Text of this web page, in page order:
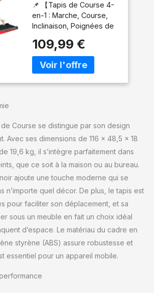
Marche Électrique
10 km/h, Moteur
3,0 CV, Système
d’Amorti Avancé,
Écran LCD, Cadre
Renforcé, 140 kg
Max – pour Maison
& Bureau (noir
📌 【Tapis de Course 4-
en-1 : Marche, Course,
Inclinaison, Poignées de
pliable polyvalent
combine 4 modes :
marche (1–6 km/h),
stabilité. Il inclut 4
programmes
automatiques et une
fonction pause pour
conserver vos données
pendant les interruptions.
Idéal pour la maison ou le
bureau. ⛰️ 【Tapis
Roulant Électrique Pente
Inclinée à 9 % – Brûlez
Plus de Calories】
Passez au niveau
supérieur avec
9 %. Cette pente
109,99 €
Course se distingue par son design
Avec ses dimensions de 116 x 48,5 x 18
19,6 kg, il s’intègre parfaitement dans
que ce soit à la maison ou au bureau.
ajoute une touche moderne qui se
n’importe quel décor. De plus, le tapis est
pour faciliter son déplacement, et sa
sous un meuble en fait un choix idéal
d’espace. Le matériau du cadre en
styrène (ABS) assure robustesse et
essentiel pour un appareil mobile.